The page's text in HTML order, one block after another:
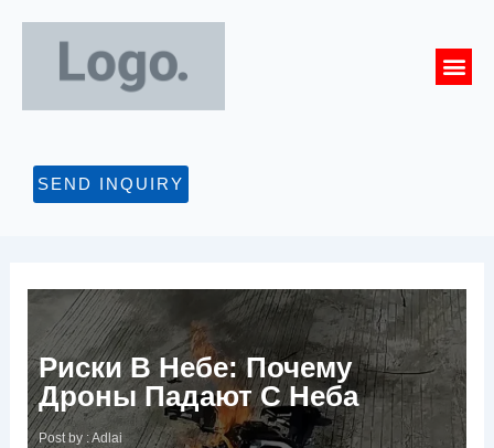
содержимому
SEND INQUIRY
Риски В Небе: Почему
Дроны Падают С Неба
Post by :Adlai